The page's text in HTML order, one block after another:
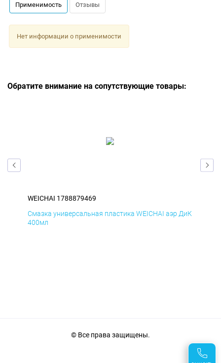
Применимость Отзывы
Нет информации о применимости
Обратите внимание на сопутствующие товары:
WEICHAI 1788879469
Смазка универсальная пластика WEICHAI аэр ДиК
400мл
© Все права защищены.